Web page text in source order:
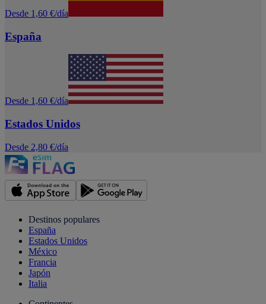
Desde 1,60 €/día
España
Desde 1,60 €/día
Estados Unidos
Desde 2,80 €/día
Destinos populares
España
Estados Unidos
México
Francia
Japón
Italia